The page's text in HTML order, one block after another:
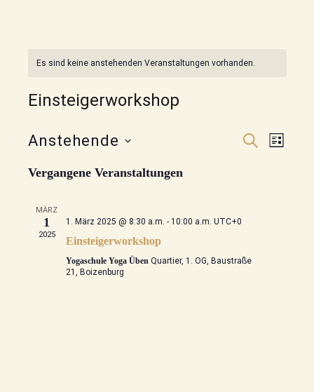
Es sind keine anstehenden Veranstaltungen vorhanden.
Einsteigerworkshop
SUCHE
LISTE
Anstehende
wählen.
Vergangene Veranstaltungen
MÄRZ
1
2025
1. März 2025 @ 8:30 a.m. - 10:00 a.m. UTC+0
Einsteigerworkshop
Yogaschule Yoga Üben Quartier, 1. OG, Baustraße
21, Boizenburg